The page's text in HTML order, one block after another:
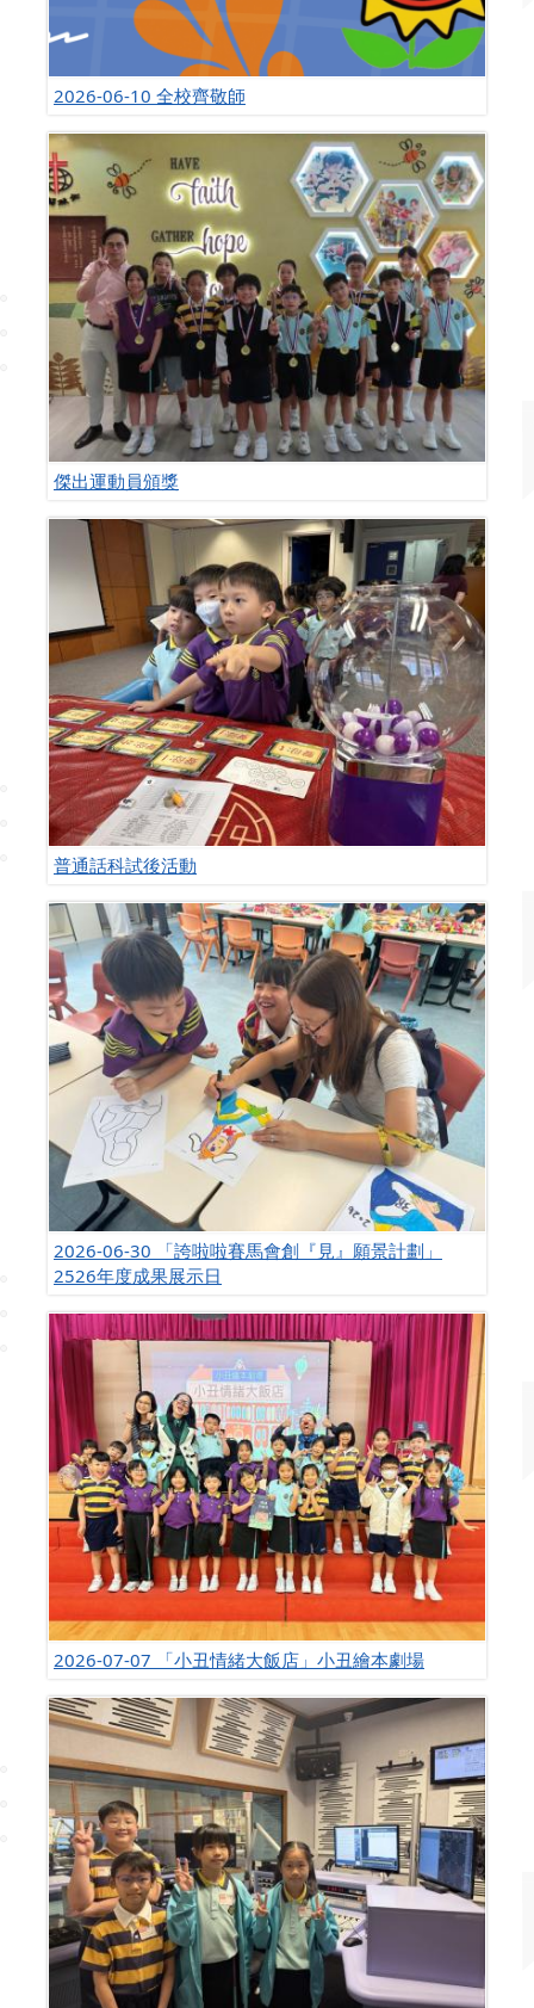
2026-06-10 全校齊敬師
傑出運動員頒獎
普通話科試後活動
2026-06-30 「誇啦啦賽馬會創『見』願景計劃」
2526年度成果展示日
2026-07-07 「小丑情緒大飯店」小丑繪本劇場